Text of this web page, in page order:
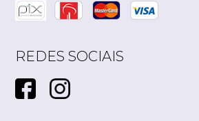
REDES SOCIAIS